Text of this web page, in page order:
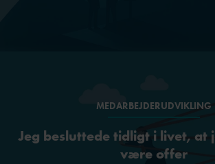
MEDARBEJDERUDVIKLING
Jeg besluttede tidligt i livet, at
være offer